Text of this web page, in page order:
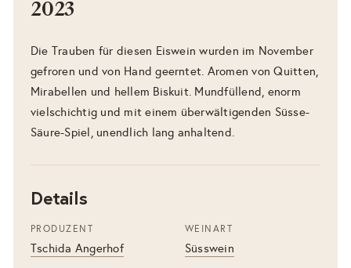
2023
Die Trauben für diesen Eiswein wurden im November
gefroren und von Hand geerntet. Aromen von Quitten,
Mirabellen und hellem Biskuit. Mundfüllend, enorm
vielschichtig und mit einem überwältigenden Süsse-
Säure-Spiel, unendlich lang anhaltend.
Details
PRODUZENT
Tschida Angerhof
WEINART
Süsswein